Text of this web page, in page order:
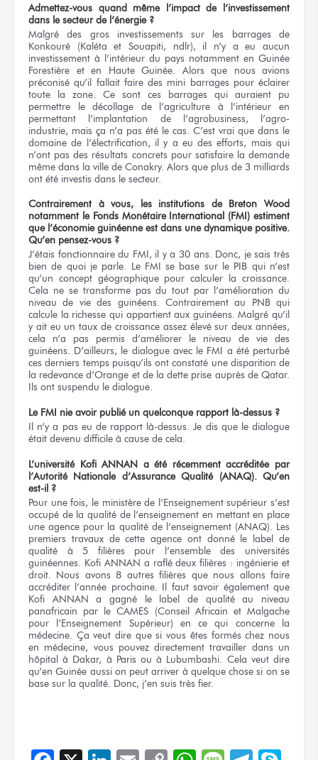
Admettez-vous quand même l’impact de l’investissement
dans le secteur de l’énergie ?
Malgré des gros investissements sur les barrages de
Konkouré (Kaléta et Souapiti, ndlr), il n’y a eu aucun
investissement à l’intérieur du pays notamment en Guinée
Forestière et en Haute Guinée. Alors que nous avions
préconisé qu’il fallait faire des mini barrages pour éclairer
toute la zone. Ce sont ces barrages qui auraient pu
permettre le décollage de l’agriculture à l’intérieur en
permettant l’implantation de l’agrobusiness, l’agro-
industrie, mais ça n’a pas été le cas. C’est vrai que dans le
domaine de l’électrification, il y a eu des efforts, mais qui
n’ont pas des résultats concrets pour satisfaire la demande
même dans la ville de Conakry. Alors que plus de 3 milliards
ont été investis dans le secteur.
Contrairement à vous, les institutions de Breton Wood
notamment le Fonds Monétaire International (FMI) estiment
que l’économie guinéenne est dans une dynamique positive.
Qu’en pensez-vous ?
J’étais fonctionnaire du FMI, il y a 30 ans. Donc, je sais très
bien de quoi je parle. Le FMI se base sur le PIB qui n’est
qu’un concept géographique pour calculer la croissance.
Cela ne se transforme pas du tout par l’amélioration du
niveau de vie des guinéens. Contrairement au PNB qui
calcule la richesse qui appartient aux guinéens. Malgré qu’il
y ait eu un taux de croissance assez élevé sur deux années,
cela n’a pas permis d’améliorer le niveau de vie des
guinéens. D’ailleurs, le dialogue avec le FMI a été perturbé
ces derniers temps puisqu’ils ont constaté une disparition de
la redevance d’Orange et de la dette prise auprès de Qatar.
Ils ont suspendu le dialogue.
Le FMI nie avoir publié un quelconque rapport là-dessus ?
Il n’y a pas eu de rapport là-dessus. Je dis que le dialogue
était devenu difficile à cause de cela.
L’université Kofi ANNAN a été récemment accréditée par
l’Autorité Nationale d’Assurance Qualité (ANAQ). Qu’en
est-il ?
Pour une fois, le ministère de l’Enseignement supérieur s’est
occupé de la qualité de l’enseignement en mettant en place
une agence pour la qualité de l’enseignement (ANAQ). Les
premiers travaux de cette agence ont donné le label de
qualité à 5 filières pour l’ensemble des universités
guinéennes. Kofi ANNAN a raflé deux filières : ingénierie et
droit. Nous avons 8 autres filières que nous allons faire
accréditer l’année prochaine. Il faut savoir également que
Kofi ANNAN a gagné le label de qualité au niveau
panafricain par le CAMES (Conseil Africain et Malgache
pour l’Enseignement Supérieur) en ce qui concerne la
médecine. Ça veut dire que si vous êtes formés chez nous
en médecine, vous pouvez directement travailler dans un
hôpital à Dakar, à Paris ou à Lubumbashi. Cela veut dire
qu’en Guinée aussi on peut arriver à quelque chose si on se
base sur la qualité. Donc, j’en suis très fier.